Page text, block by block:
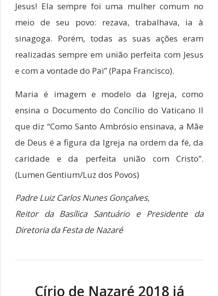
Jesus! Ela sempre foi uma mulher comum no
meio de seu povo: rezava, trabalhava, ia à
sinagoga. Porém, todas as suas ações eram
realizadas sempre em união perfeita com Jesus
e com a vontade do Pai” (Papa Francisco).
Maria é imagem e modelo da Igreja, como
ensina o Documento do Concílio do Vaticano II
que diz “Como Santo Ambrósio ensinava, a Mãe
de Deus é a figura da Igreja na ordem da fé, da
caridade e da perfeita união com Cristo”.
(Lumen Gentium/Luz dos Povos)
Padre Luiz Carlos Nunes Gonçalves,
Reitor da Basílica Santuário e Presidente da
Diretoria da Festa de Nazaré
Círio de Nazaré 2018 já